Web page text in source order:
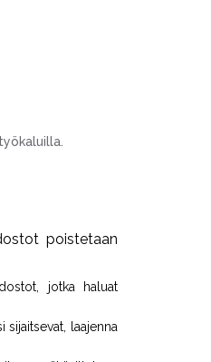
poistetaan
jotka haluat
laajenna